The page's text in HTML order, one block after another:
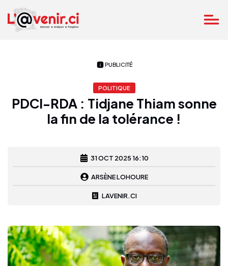
PUBLICITÉ
POLITIQUE
PDCI-RDA : Tidjane Thiam sonne
la fin de la tolérance !
31 OCT 2025 16:10
ARSÈNE LOHOURE
LAVENIR.CI